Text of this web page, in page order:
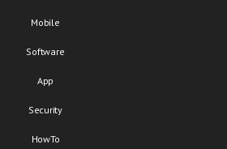
Mobile
Software
App
Security
HowTo